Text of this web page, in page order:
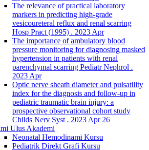
The relevance of practical laboratory
markers in predicting high-grade
vesicoureteral reflux and renal scarring
Hosp Pract (1995) . 2023 Apr
The importance of ambulatory blood
pressure monitoring for diagnosing masked
hypertension in patients with renal
parenchymal scarring Pediatr Nephrol .
2023 Apr
Optic nerve sheath diameter and pulsatility
index for the diagnosis and follow-up in
pediatric traumatic brain injury: a
prospective observational cohort study
Childs Nerv Syst . 2023 Apr 26
Ulus Akademi
Neonatal Hemodinami Kursu
Pediatrik Direkt Grafi Kursu